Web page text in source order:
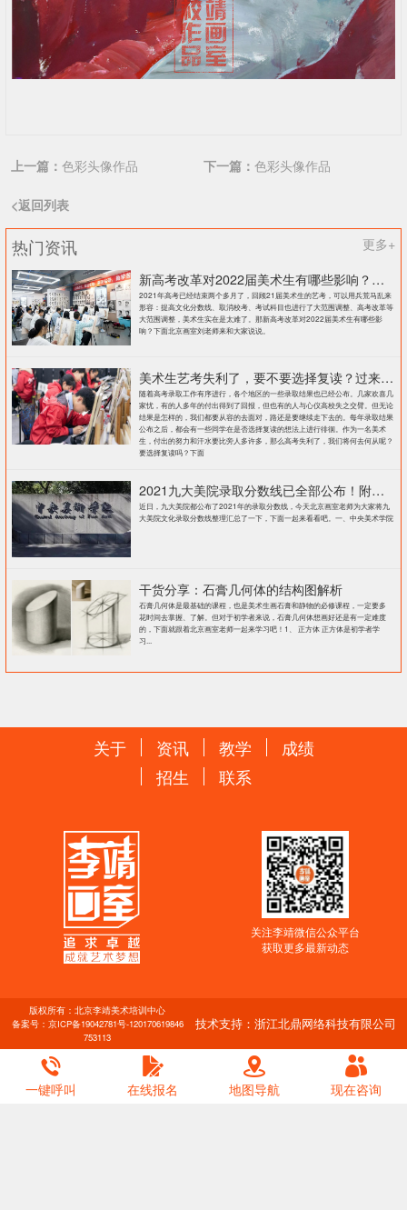
上一篇： 色彩头像作品 下一篇： 色彩头像作品
<返回列表
热门资讯
更多+
新高考改革对2022届美术生有哪些影响？北京画室刘老师来和大家说说
2021年高考已经结束两个多月了，回顾21届美术生的艺考，可以用兵荒马乱来
形容：提高文化分数线、取消校考、考试科目也进行了大范围调整、高考改革等
大范围调整，美术生实在是太难了。那新高考改革对2022届美术生有哪些影
响？下面北京画室刘老师来和大家说说。
美术生艺考失利了，要不要选择复读？过来人提出这几点建议
随着高考录取工作有序进行，各个地区的一些录取结果也已经公布。几家欢喜几
家忧，有的人多年的付出得到了回报，但也有的人与心仪高校失之交臂。但无论
结果是怎样的，我们都要从容的去面对，路还是要继续走下去的。每年录取结果
公布之后，都会有一些同学在是否选择复读的想法上进行徘徊。作为一名美术
生，付出的努力和汗水要比旁人多许多，那么高考失利了，我们将何去何从呢？
要选择复读吗？下面
2021九大美院录取分数线已全部公布！附各大院校录取分数线汇总！
近日，九大美院都公布了2021年的录取分数线，今天北京画室老师为大家将九
大美院文化录取分数线整理汇总了一下，下面一起来看看吧。一、中央美术学院
干货分享：石膏几何体的结构图解析
石膏几何体是最基础的课程，也是美术生画石膏和静物的必修课程，一定要多
花时间去掌握、了解。但对于初学者来说，石膏几何体想画好还是有一定难度
的，下面就跟着北京画室老师一起来学习吧！1、 正方体 正方体是初学者学
习...
一键呼叫 在线报名 地图导航 现在咨询
关于 资讯 教学
成绩
招生
联系
关注李靖微信公众平台
获取更多最新动态
版权所有：北京李靖美术培训中心
备案号： 京ICP备19042781号-120170619846
753113
技术支持：浙江北鼎网络科技有限公司